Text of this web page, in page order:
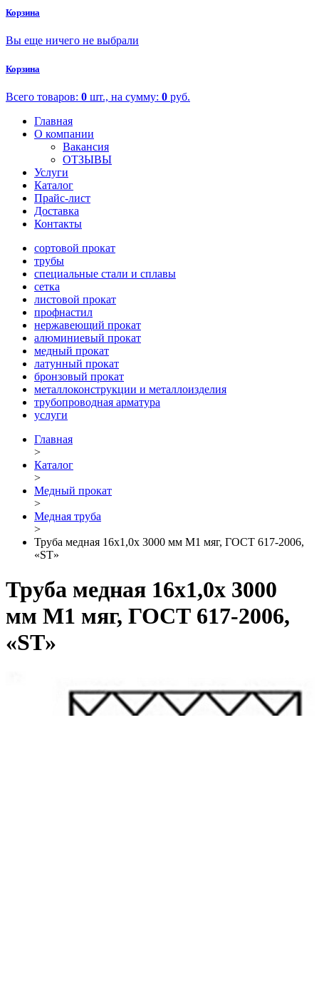
Корзина
Вы еще ничего не выбрали
Корзина
Всего товаров: 0 шт., на сумму: 0 руб.
Главная
О компании
Вакансия
ОТЗЫВЫ
Услуги
Каталог
Прайс-лист
Доставка
Контакты
сортовой прокат
трубы
специальные стали и сплавы
сетка
листовой прокат
профнастил
нержавеющий прокат
алюминиевый прокат
медный прокат
латунный прокат
бронзовый прокат
металлоконструкции и металлоизделия
трубопроводная арматура
услуги
Главная
>
Каталог
>
Медный прокат
>
Медная труба
>
Труба медная 16х1,0х 3000 мм М1 мяг, ГОСТ 617-2006,
«ST»
Труба медная 16х1,0х 3000
мм М1 мяг, ГОСТ 617-2006,
«ST»